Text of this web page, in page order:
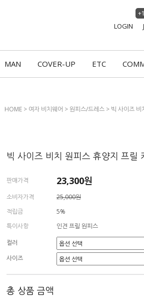
LOGIN
MAN COVER-UP ETC
HOME > 여자 비치웨어 > 원피스/드레스 > 빅 사이즈 비
빅 사이즈 비치 원피스 휴양지 프릴
판매가격 23,300원
소비자가격
25,000원
적립금
5%
특이사항
인견 프릴 원피스
컬러
사이즈
총 상품 금액